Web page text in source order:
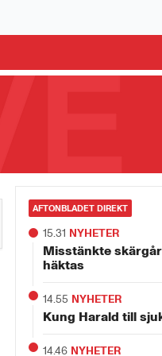
AFTONBLADET DIREKT
15.31 NYHETER
Misstänkte
häktas
14.55 NYHETER
Kung Harald till
14.46 NYHETER